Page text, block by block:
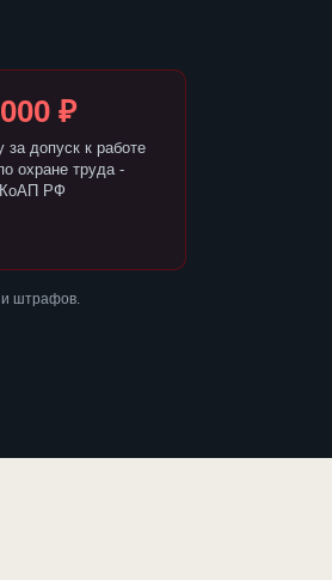
₽
допуск к работе
охране труда -
КоАП РФ
и штрафов.